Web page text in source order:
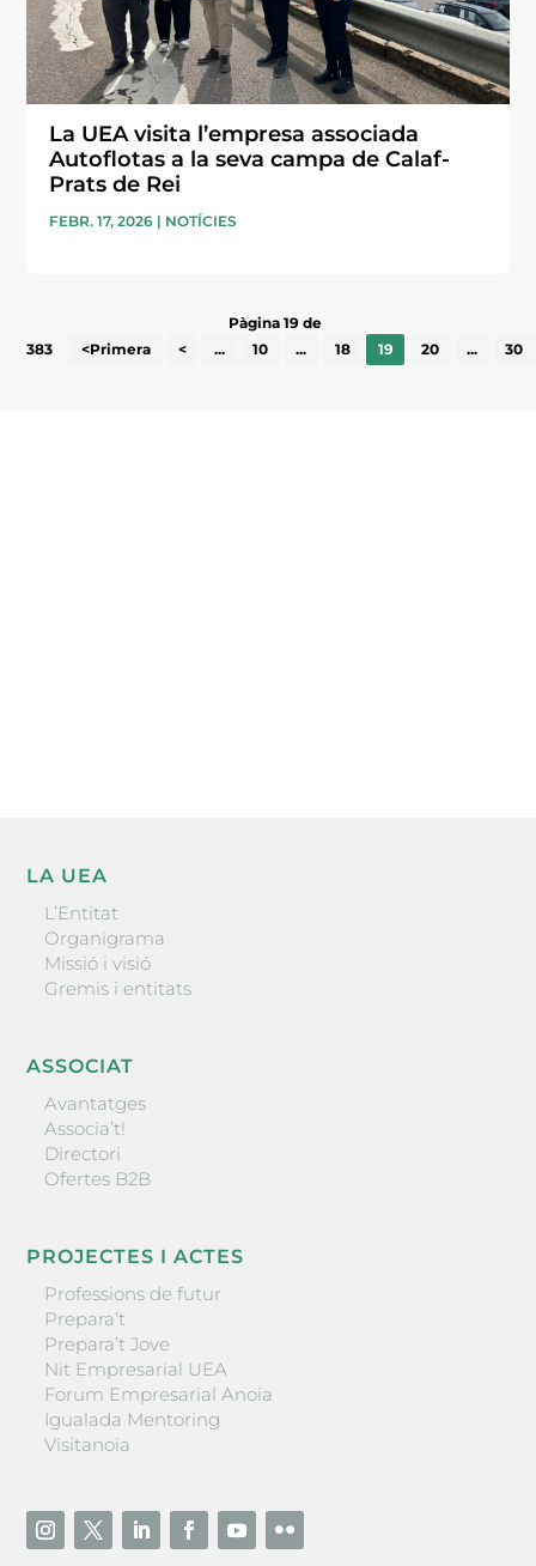
La UEA visita l’empresa associada
Autoflotas a la seva campa de Calaf-
Prats de Rei
FEBR. 17, 2026 | NOTÍCIES
Pàgina 19 de
383
<Primera < ... 10 ... 18 19 20 ... 30
LA UEA
L’Entitat
Organigrama
Missió i visió
Gremis i entitats
ASSOCIAT
Avantatges
Associa’t!
Directori
Ofertes B2B
PROJECTES I ACTES
Professions de futur
Prepara’t
Prepara’t Jove
Nit Empresarial UEA
Forum Empresarial Anoia
Igualada Mentoring
Visitanoia